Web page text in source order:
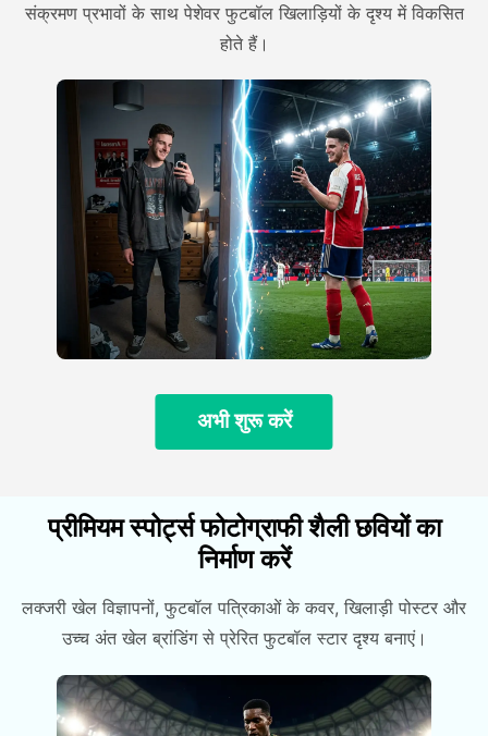
संक्रमण प्रभावों के साथ पेशेवर फुटबॉल खिलाड़ियों के दृश्य में विकसित
होते हैं।
अभी शुरू करें
प्रीमियम स्पोर्ट्स फोटोग्राफी शैली छवियों का
निर्माण करें
लक्जरी खेल विज्ञापनों, फुटबॉल पत्रिकाओं के कवर, खिलाड़ी पोस्टर और
उच्च अंत खेल ब्रांडिंग से प्रेरित फुटबॉल स्टार दृश्य बनाएं।